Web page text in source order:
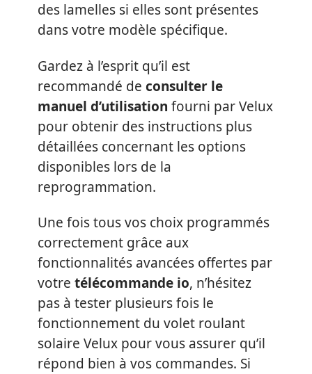
des lamelles si elles sont présentes
dans votre modèle spécifique.
Gardez à l’esprit qu’il est
recommandé de consulter le
manuel d’utilisation fourni par Velux
pour obtenir des instructions plus
détaillées concernant les options
disponibles lors de la
reprogrammation.
Une fois tous vos choix programmés
correctement grâce aux
fonctionnalités avancées offertes par
votre télécommande io, n’hésitez
pas à tester plusieurs fois le
fonctionnement du volet roulant
solaire Velux pour vous assurer qu’il
répond bien à vos commandes. Si